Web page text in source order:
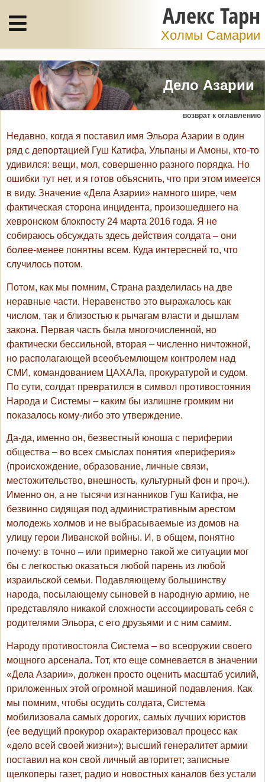
Алекс Тарн
Холмы Самарии
Дело Азарии
возврат к оглавлению
Недавно, когда я поставил имя Эльора Азарии в один
ряд с депортацией Гуш Катифа, Ульпаны и Амоны, кто-то
удивился: вещи, мол, совершенно разного порядка. Но
ошибки тут нет, и я готов объяснить, что при этом имеется
в виду. Значение «Дела Азарии» намного шире, чем
фактическая сторона инцидента, произошедшего на
хевронском блокпосту 24 марта 2016 года. Я не
собираюсь обсуждать здесь действия солдата – они
более-менее понятны всем. Куда интересней то, что
случилось потом.
Потом, как мы помним, Страна разделилась на две
неравные части. Неравенство это выражалось как
числом, так и близостью к рычагам власти и дышлам
закона. Первая часть была многочисленной, но
фактически бессильной, вторая – численно ничтожной,
но располагающей всеобъемлющем контролем над
СМИ, командованием ЦАХАЛа, прокуратурой и судом.
По сути, солдат превратился в символ противостояния
Народа и Системы – каким бы излишне громким ни
показалось кому-либо это утверждение.
Да-да, именно он, безвестный юноша с периферии
общества – во всех смыслах понятия «периферия»
(происхождение, образование, личные связи,
местожительство, внешность, культурный фон и проч.).
Именно он, а не тысячи изгнанников Гуш Катифа, не
безвинно сидящая под административным арестом
молодежь холмов и не выбрасываемые из домов на
улицу герои Ливанской войны. И, в общем, понятно
почему: в точно – или примерно такой же ситуации мог
бы с легкостью оказаться любой парень из любой
израильской семьи. Подавляющему большинству
народа, посылающему сыновей в народную армию, не
представляло никакой сложности ассоциировать себя с
родителями Эльора, с его друзьями и с ним самим.
Народу противостояла Система – во всеоружии своего
мощного арсенала. Тот, кто еще сомневается в значении
«Дела Азарии», должен просто оценить масштаб усилий,
приложенных этой огромной машиной подавления. Как
мы помним, чтобы осудить солдата, Система
мобилизовала самых дорогих, самых лучших юристов
(ее ведущий прокурор охарактеризовал процесс как
«дело всей своей жизни»); высший генералитет армии
поставил на кон свой личный авторитет; записные
щелкоперы газет, радио и новостных каналов без устали